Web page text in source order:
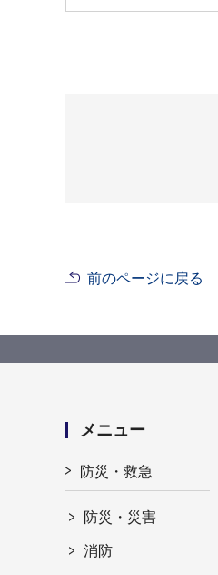
前のページに戻る
メニュー
防災・救急
防災・災害
消防